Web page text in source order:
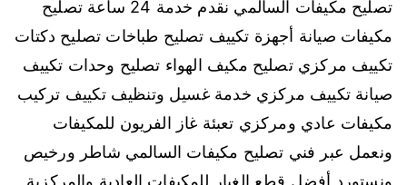
تصليح مكيفات السالمي نقدم خدمة 24 ساعة تصليح
مكيفات صيانة أجهزة تكييف تصليح طباخات تصليح دكتات
تكييف مركزي تصليح مكيف الهواء تصليح وحدات تكييف
صيانة تكييف مركزي خدمة غسيل وتنظيف تكييف تركيب
مكيفات عادي ومركزي تعبئة غاز الفريون للمكيفات
ونعمل عبر فني تصليح مكيفات السالمي شاطر ورخيص
ونستورد أفضل قطع الغيار للمكيفات العادية والمركزية